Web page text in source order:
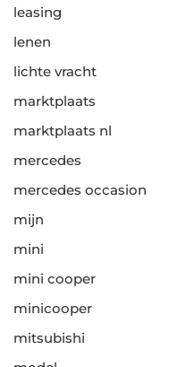
leasing
lenen
lichte vracht
marktplaats
marktplaats nl
mercedes
mercedes occasion
mijn
mini
mini cooper
minicooper
mitsubishi